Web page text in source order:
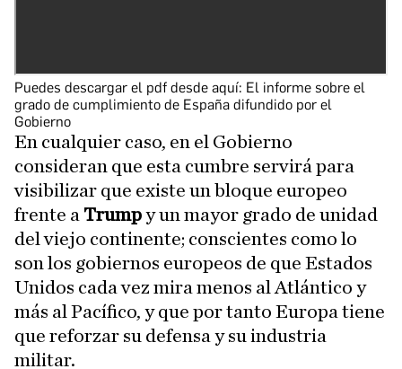
Puedes descargar el pdf desde aquí: El informe sobre el
grado de cumplimiento de España difundido por el
Gobierno
En cualquier caso, en el Gobierno
consideran que esta cumbre servirá para
visibilizar que existe un bloque europeo
frente a Trumpy un mayor grado de unidad
del viejo continente; conscientes como lo
son los gobiernos europeos de que Estados
Unidos cada vez mira menos al Atlántico y
más al Pacífico, y que por tanto Europa tiene
que reforzar su defensa y su industria
militar.